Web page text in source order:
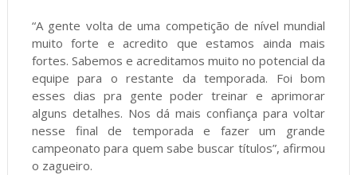
“A gente volta de uma competição de nível mundial
muito forte e acredito que estamos ainda mais
fortes. Sabemos e acreditamos muito no potencial da
equipe para o restante da temporada. Foi bom
esses dias pra gente poder treinar e aprimorar
alguns detalhes. Nos dá mais confiança para voltar
nesse final de temporada e fazer um grande
campeonato para quem sabe buscar títulos”, afirmou
o zagueiro.